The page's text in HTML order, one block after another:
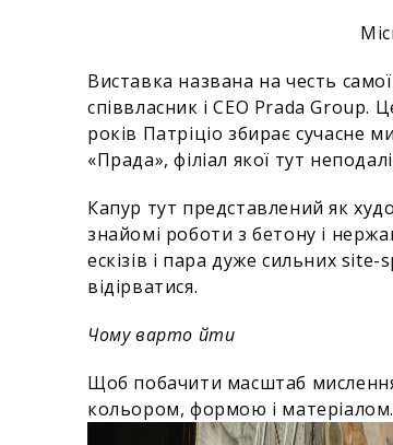
Виставка названа на честь
співвласник і CEO Prada Group.
років Патріціо збирає сучасне
«Прада», філіал якої тут
Капур тут представлений як
знайомі роботи з бетону і
ескізів і пара дуже сильних
відірватися.
Чому варто йти
Щоб побачити масштаб
кольором, формою і матеріалом.